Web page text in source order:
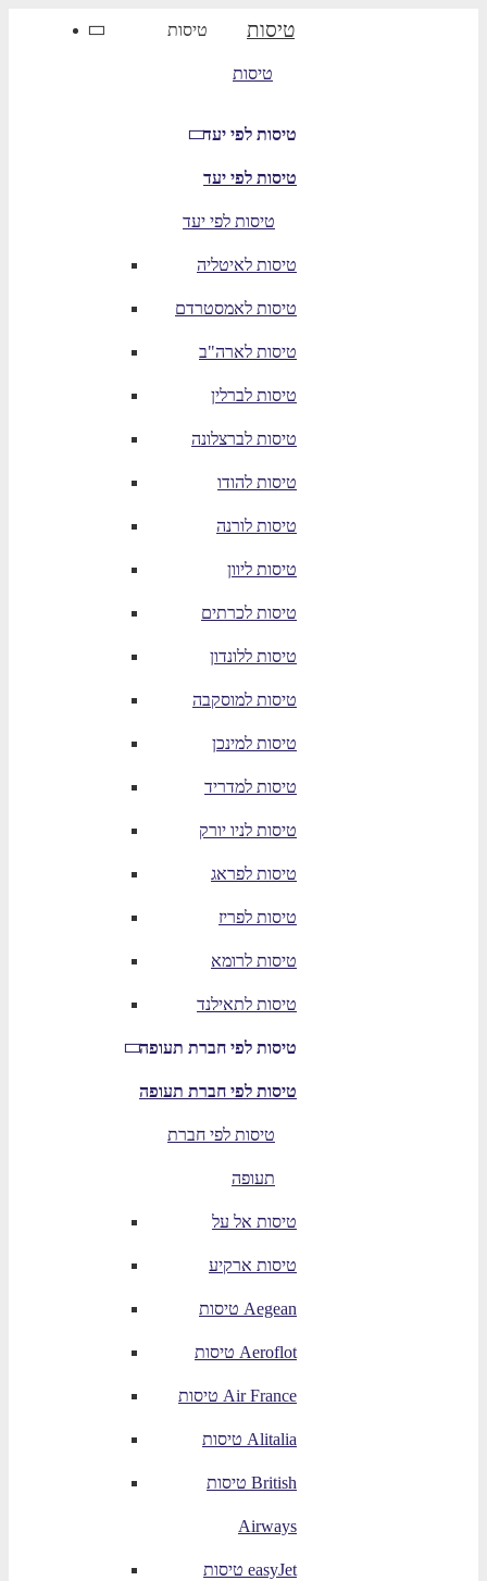
טיסות טיסות
טיסות
טיסות לפי יעד
טיסות לפי יעד
טיסות לפי יעד
טיסות לאיטליה
טיסות לאמסטרדם
טיסות לארה"ב
טיסות לברלין
טיסות לברצלונה
טיסות להודו
טיסות לורנה
טיסות ליוון
טיסות לכרתים
טיסות ללונדון
טיסות למוסקבה
טיסות למינכן
טיסות למדריד
טיסות לניו יורק
טיסות לפראג
טיסות לפריז
טיסות לרומא
טיסות לתאילנד
טיסות לפי חברת תעופה
טיסות לפי חברת תעופה
טיסות לפי חברת
תעופה
טיסות אל על
טיסות ארקיע
טיסות Aegean
טיסות Aeroflot
טיסות Air France
טיסות Alitalia
טיסות British
Airways
טיסות easyJet